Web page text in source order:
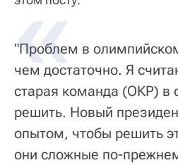
"Проблем в
чем достаточно. Я
старая команда (ОКР) в
решить. Новый
опытом, чтобы решить
они сложные по-